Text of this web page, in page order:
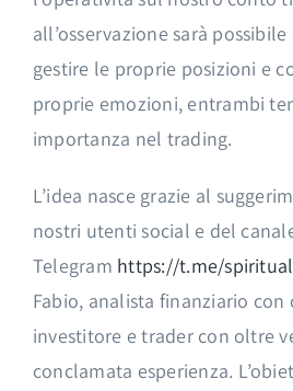
all’osservazione sarà
gestire le proprie posizioni e
proprie emozioni, entrambi
importanza nel trading.
L’idea nasce grazie al
nostri utenti social e del
Telegram https://t.me/
Fabio, analista finanziario
investitore e trader con oltre
conclamata esperienza.